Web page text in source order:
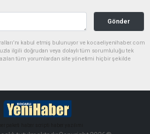
Gönder
kabul etmiş bulunuyor ve kocaeliyenihaber.com
ilgili doğrudan veya dolaylı tüm sorumluluğu tek
tüm yorumlardan site yönetimi hiçbir şekilde